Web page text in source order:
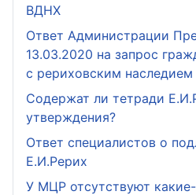
ВДНХ
Ответ Администрации
13.03.2020 на запрос
с рериховским
Содержат ли тетради
утверждения?
Ответ специалистов о
Е.И.Рерих
У МЦР отсутствуют